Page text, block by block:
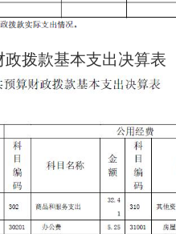
拨款基本支出决算表